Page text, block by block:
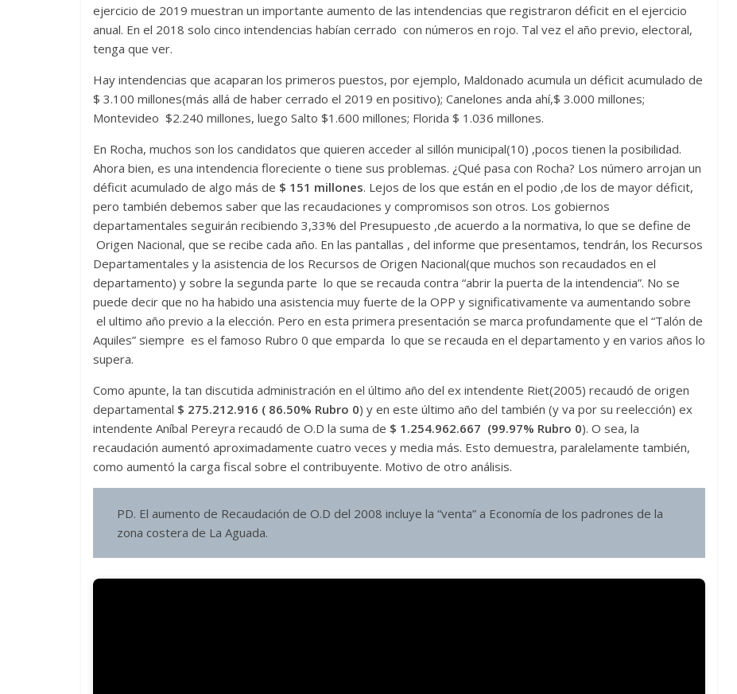
ejercicio de 2019 muestran un importante aumento de las intendencias que registraron déficit en el ejercicio
anual. En el 2018 solo cinco intendencias habían cerrado con números en rojo. Tal vez el año previo, electoral,
tenga que ver.
Hay intendencias que acaparan los primeros puestos, por ejemplo, Maldonado acumula un déficit acumulado de
$ 3.100 millones(más allá de haber cerrado el 2019 en positivo); Canelones anda ahí,$ 3.000 millones;
Montevideo $2.240 millones, luego Salto $1.600 millones; Florida $ 1.036 millones.
En Rocha, muchos son los candidatos que quieren acceder al sillón municipal(10) ,pocos tienen la posibilidad.
Ahora bien, es una intendencia floreciente o tiene sus problemas. ¿Qué pasa con Rocha? Los número arrojan un
déficit acumulado de algo más de $ 151 millones. Lejos de los que están en el podio ,de los de mayor déficit,
pero también debemos saber que las recaudaciones y compromisos son otros. Los gobiernos
departamentales seguirán recibiendo 3,33% del Presupuesto ,de acuerdo a la normativa, lo que se define de
Origen Nacional, que se recibe cada año. En las pantallas , del informe que presentamos, tendrán, los Recursos
Departamentales y la asistencia de los Recursos de Origen Nacional(que muchos son recaudados en el
departamento) y sobre la segunda parte lo que se recauda contra “abrir la puerta de la intendencia”. No se
puede decir que no ha habido una asistencia muy fuerte de la OPP y significativamente va aumentando sobre
el ultimo año previo a la elección. Pero en esta primera presentación se marca profundamente que el “Talón de
Aquiles” siempre es el famoso Rubro 0 que emparda lo que se recauda en el departamento y en varios años lo
supera.
Como apunte, la tan discutida administración en el último año del ex intendente Riet(2005) recaudó de origen
departamental $ 275.212.916 ( 86.50% Rubro 0) y en este último año del también (y va por su reelección) ex
intendente Aníbal Pereyra recaudó de O.D la suma de $ 1.254.962.667 (99.97% Rubro 0). O sea, la
recaudación aumentó aproximadamente cuatro veces y media más. Esto demuestra, paralelamente también,
como aumentó la carga fiscal sobre el contribuyente. Motivo de otro análisis.
PD. El aumento de Recaudación de O.D del 2008 incluye la “venta” a Economía de los padrones de la
zona costera de La Aguada.